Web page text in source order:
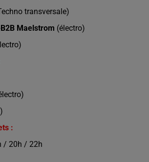
transversale)
Maelstrom (électro)
:
/ 20h / 22h